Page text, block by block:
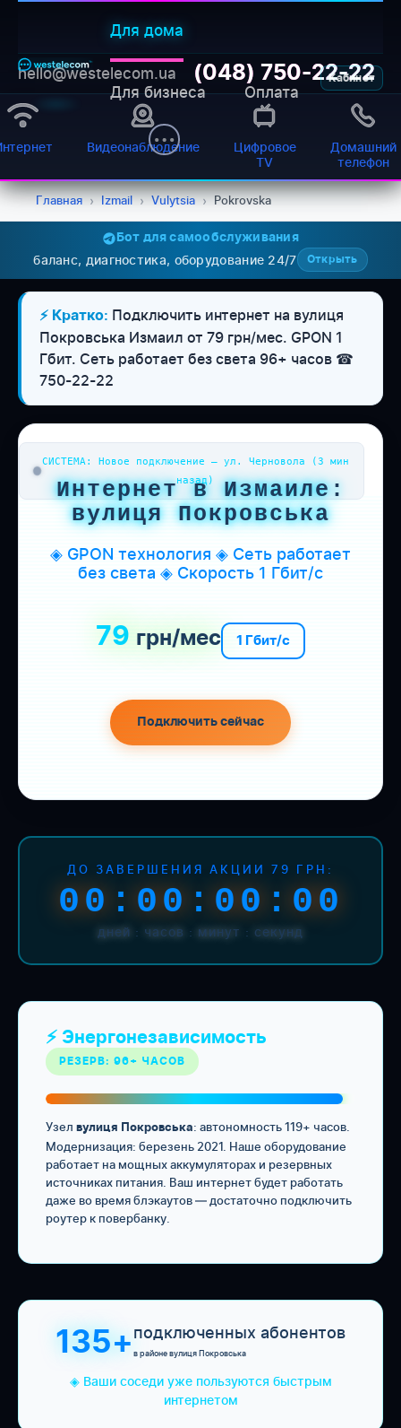
Для дома
Для бизнеса Оплата
Кабинет
hello@westelecom.ua (048) 750-22-22
Видеонаблюдение
Цифровое
TV
Домашний
телефон
Главная › Izmail › Vulytsia › Pokrovska
Бот для самообслуживания
баланс, диагностика, оборудование 24/7 Открыть
⚡ Кратко: Подключить интернет на вулиця
Покровська Измаил от 79 грн/мес. GPON 1
Гбит. Сеть работает без света 96+ часов ☎
750-22-22
СИСТЕМА: Новое подключение — ул. Черновола (3 мин
назад)
Интернет в Измаиле:
вулиця Покровська
◈ GPON технология ◈ Сеть работает
без света ◈ Скорость 1 Гбит/с
79 грн/мес 1 Гбит/с
Подключить сейчас
ДО ЗАВЕРШЕНИЯ АКЦИИ 79 ГРН:
00:00:00:00
дней : часов : минут : секунд
⚡ Энергонезависимость
РЕЗЕРВ: 96+ ЧАСОВ
Узел вулиця Покровська: автономность 119+ часов.
Модернизация: березень 2021. Наше оборудование
работает на мощных аккумуляторах и резервных
источниках питания. Ваш интернет будет работать
даже во время блэкаутов — достаточно подключить
роутер к повербанку.
135+подключенных абонентов
в районе вулиця Покровська
◈ Ваши соседи уже пользуются быстрым
интернетом
WESTELECOM
Онлайн-підтримка